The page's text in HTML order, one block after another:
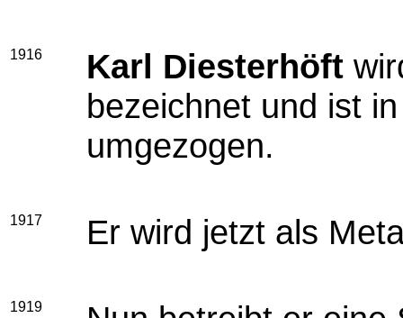
1916 Karl Diesterhöft
bezeichnet und ist
umgezogen.
1917 Er wird jetzt als
1919